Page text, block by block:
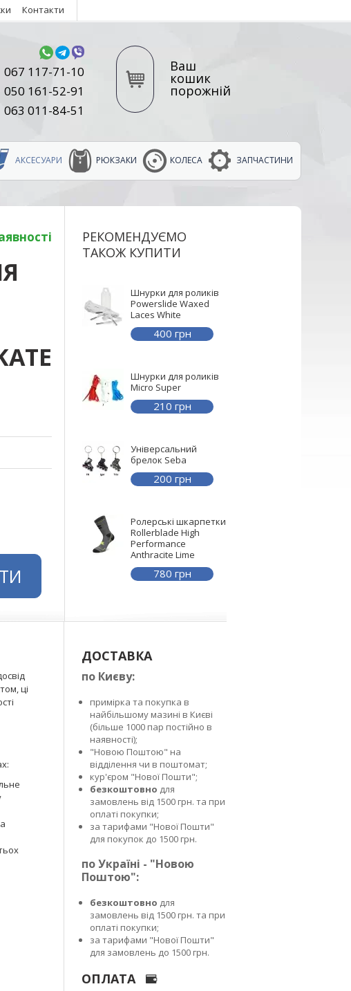
Контакти
067 117-71-10
050 161-52-91
063 011-84-51
Ваш
кошик
порожній
АКСЕСУАРИ РЮКЗАКИ КОЛЕСА ЗАПЧАСТИНИ
РЕКОМЕНДУЄМО
ТАКОЖ КУПИТИ
Шнурки для роликів
Powerslide Waxed
Laces White
400 грн
Шнурки для роликів
Micro Super
210 грн
Універсальний
брелок Seba
200 грн
Ролерські шкарпетки
Rollerblade High
Performance
Anthracite Lime
780 грн
ці
ДОСТАВКА
по Києву:
примірка та покупка в
найбільшому мазині в Києві
(більше 1000 пар постійно в
наявності);
"Новою Поштою" на
відділення чи в поштомат;
кур'єром "Нової Пошти";
безкоштовно для
замовлень від 1500 грн. та при
оплаті покупки;
за тарифами "Нової Пошти"
для покупок до 1500 грн.
по Україні - "Новою
Поштою":
безкоштовно для
замовлень від 1500 грн. та при
оплаті покупки;
за тарифами "Нової Пошти"
для замовлень до 1500 грн.
ОПЛАТА